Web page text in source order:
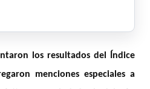
los resultados del Índice
menciones especiales a